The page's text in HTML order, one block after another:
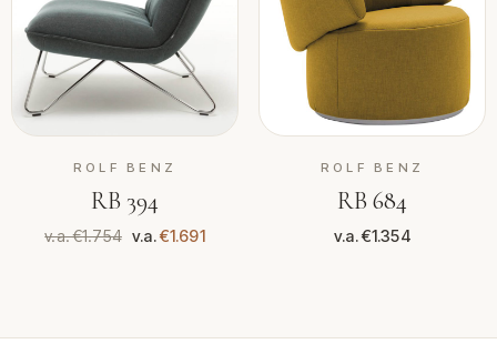
ROLF BENZ
RB 394
v.a. €1.754 v.a.€1.691
ROLF BENZ
RB 684
v.a. €1.354